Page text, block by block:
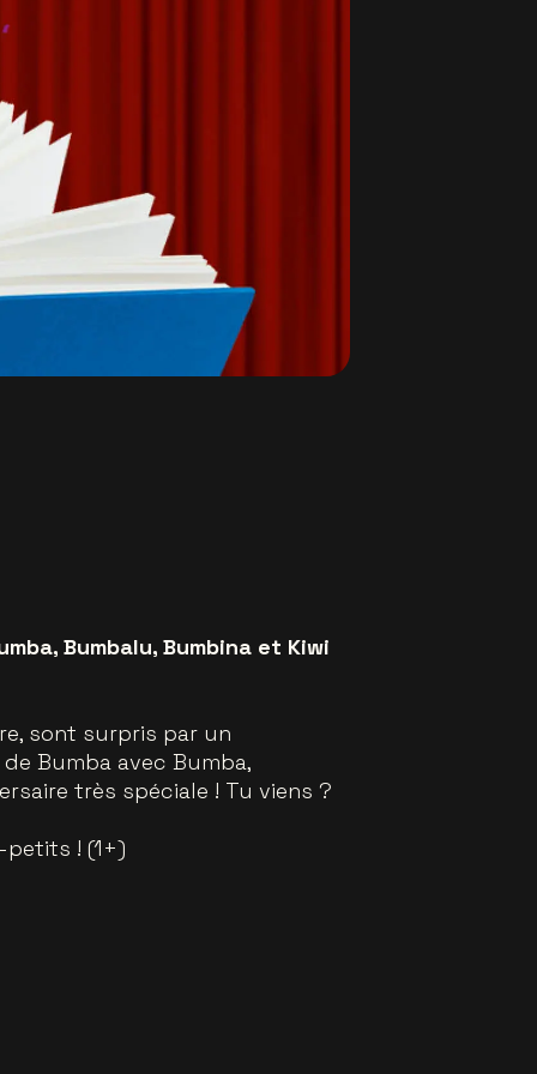
Bumbalu, Bumbina et Kiwi
sont surpris par un
Bumba avec Bumba,
très spéciale ! Tu viens ?
! (1+)